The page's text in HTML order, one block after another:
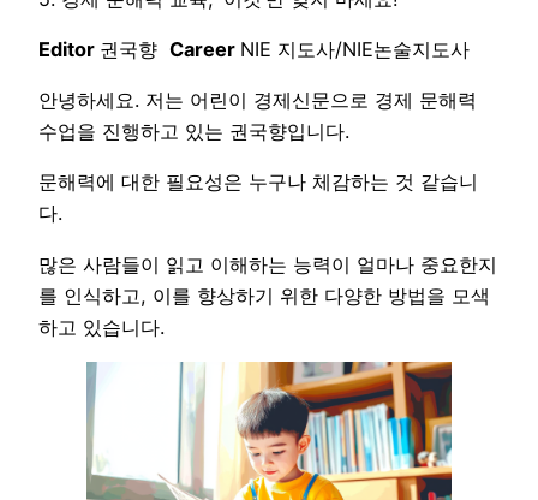
Editor 권국향 Career NIE 지도사/NIE논술지도사
안녕하세요. 저는 어린이 경제신문으로 경제 문해력
수업을 진행하고 있는 권국향입니다.
문해력에 대한 필요성은 누구나 체감하는 것 같습니
다.
많은 사람들이 읽고 이해하는 능력이 얼마나 중요한지
를 인식하고, 이를 향상하기 위한 다양한 방법을 모색
하고 있습니다.